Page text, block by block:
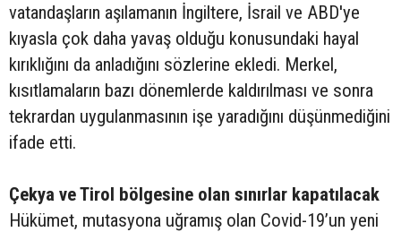
vatandaşların aşılamanın İngiltere, İsrail ve ABD'ye
kıyasla çok daha yavaş olduğu konusundaki hayal
kırıklığını da anladığını sözlerine ekledi. Merkel,
kısıtlamaların bazı dönemlerde kaldırılması ve sonra
tekrardan uygulanmasının işe yaradığını düşünmediğini
ifade etti.
Çekya ve Tirol bölgesine olan sınırlar kapatılacak
Hükümet, mutasyona uğramış olan Covid-19’un yeni